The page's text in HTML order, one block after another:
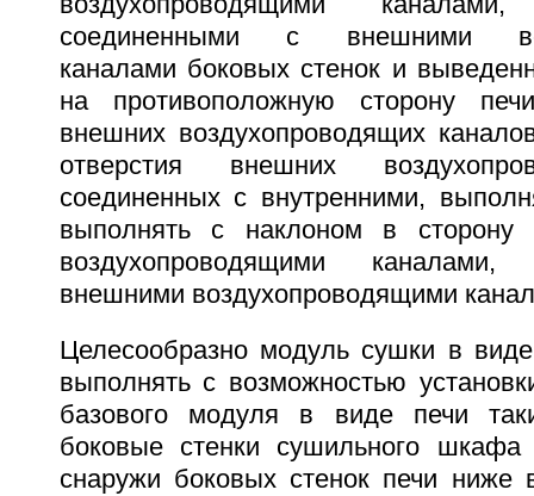
соединенными с внешними
каналами боковых стенок и
на противоположную сторону
внешних воздухопроводящих
отверстия внешних
соединенных с внутренними,
выполнять с наклоном в сторону
воздухопроводящими
внешними воздухопроводящими
Целесообразно модуль сушки в
выполнять с возможностью
базового модуля в виде печи
боковые стенки сушильного
снаружи боковых стенок печи ниже